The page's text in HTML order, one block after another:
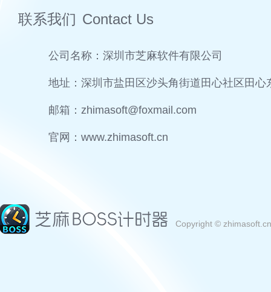
联系我们 Contact Us
公司名称： 深圳市芝麻软件有限公司
地址： 深圳市盐田区沙头角街道田心社区田
邮箱： zhimasoft@foxmail.com
官网： www.zhimasoft.cn
Copyright ©